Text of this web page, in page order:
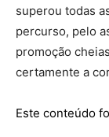
superou todas
percurso, pelo
promoção
certamente a
Este conteúdo